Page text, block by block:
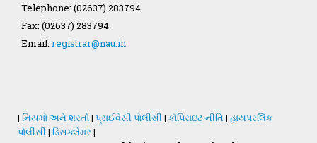
Statastics
Telephone: (02637) 283794
Fax: (02637) 283794
Email: registrar@nau.in
| નિયમો અને શરતો| પ્રાઈવેસી પોલીસી | કૉપિરાઇટ નીતિ | હાયપરલિંક
પોલીસી | ડિસક્લેમર |